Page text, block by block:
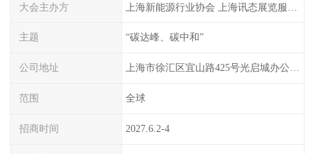
大会主办方
主题 “碳达峰、碳中和”
公司地址 上海市徐汇区宜山路425号光启城办公楼905-907室
范围 全球
招商时间 2027.6.2-4